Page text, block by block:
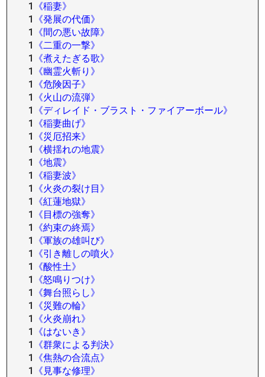
1
《稲妻》
1
《発展の代価》
1
《間の悪い故障》
1
《二重の一撃》
1
《煮えたぎる歌》
1
《幽霊火斬り》
1
《危険因子》
1
《火山の流弾》
1
《ディレイド・ブラスト・ファイアーボール》
1
《稲妻曲げ》
1
《災厄招来》
1
《横揺れの地震》
1
《地震》
1
《稲妻波》
1
《火炎の裂け目》
1
《紅蓮地獄》
1
《目標の強奪》
1
《約束の終焉》
1
《軍族の雄叫び》
1
《引き離しの噴火》
1
《酸性土》
1
《怒鳴りつけ》
1
《舞台照らし》
1
《災難の輪》
1
《火炎崩れ》
1
《はないき》
1
《群衆による判決》
1
《焦熱の合流点》
1
《見事な修理》